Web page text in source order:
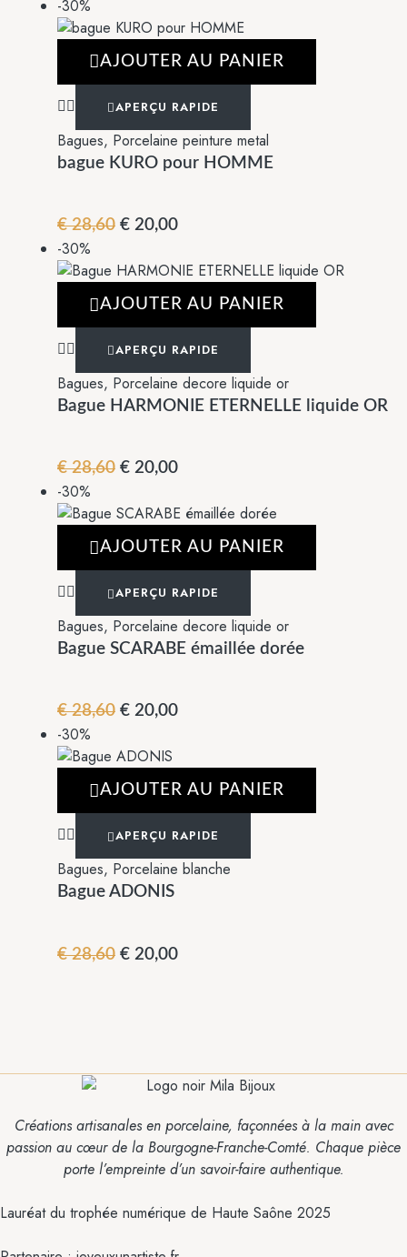
-30%
AJOUTER AU PANIER
APERÇU RAPIDE
Bagues, Porcelaine peinture metal
bague KURO pour HOMME
€28,60 Le
initial
était :
€ 28,60.
€ 20,00Le
actuel
est :
€ 20,00.
-30%
AJOUTER AU PANIER
APERÇU RAPIDE
Bagues, Porcelaine decore liquide or
Bague HARMONIE ETERNELLE liquide OR
€28,60 Le
initial
était :
€ 28,60.
€ 20,00Le
actuel
est :
€ 20,00.
-30%
AJOUTER AU PANIER
APERÇU RAPIDE
Bagues, Porcelaine decore liquide or
Bague SCARABE émaillée dorée
€28,60 Le
initial
était :
€ 28,60.
€ 20,00Le
est :
€ 20,00.
-30%
AJOUTER AU PANIER
APERÇU RAPIDE
Bagues, Porcelaine blanche
Bague ADONIS
€28,60 Le
€ 20,00Le
Créations artisanales en porcelaine, façonnées à la main avec
passion au cœur de la Bourgogne-Franche-Comté. Chaque pièce
porte l’empreinte d’un savoir-faire authentique.
Lauréat du trophée numérique de Haute Saône 2025